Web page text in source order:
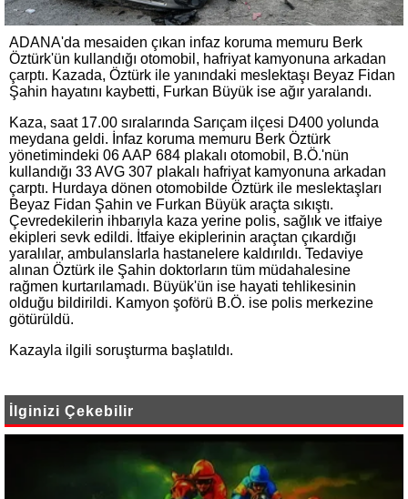
ADANA'da mesaiden çıkan infaz koruma memuru Berk
Öztürk'ün kullandığı otomobil, hafriyat kamyonuna arkadan
çarptı. Kazada, Öztürk ile yanındaki meslektaşı Beyaz Fidan
Şahin hayatını kaybetti, Furkan Büyük ise ağır yaralandı.
Kaza, saat 17.00 sıralarında Sarıçam ilçesi D400 yolunda
meydana geldi. İnfaz koruma memuru Berk Öztürk
yönetimindeki 06 AAP 684 plakalı otomobil, B.Ö.'nün
kullandığı 33 AVG 307 plakalı hafriyat kamyonuna arkadan
çarptı. Hurdaya dönen otomobilde Öztürk ile meslektaşları
Beyaz Fidan Şahin ve Furkan Büyük araçta sıkıştı.
Çevredekilerin ihbarıyla kaza yerine polis, sağlık ve itfaiye
ekipleri sevk edildi. İtfaiye ekiplerinin araçtan çıkardığı
yaralılar, ambulanslarla hastanelere kaldırıldı. Tedaviye
alınan Öztürk ile Şahin doktorların tüm müdahalesine
rağmen kurtarılamadı. Büyük'ün ise hayati tehlikesinin
olduğu bildirildi. Kamyon şoförü B.Ö. ise polis merkezine
götürüldü.
Kazayla ilgili soruşturma başlatıldı.
İlginizi Çekebilir